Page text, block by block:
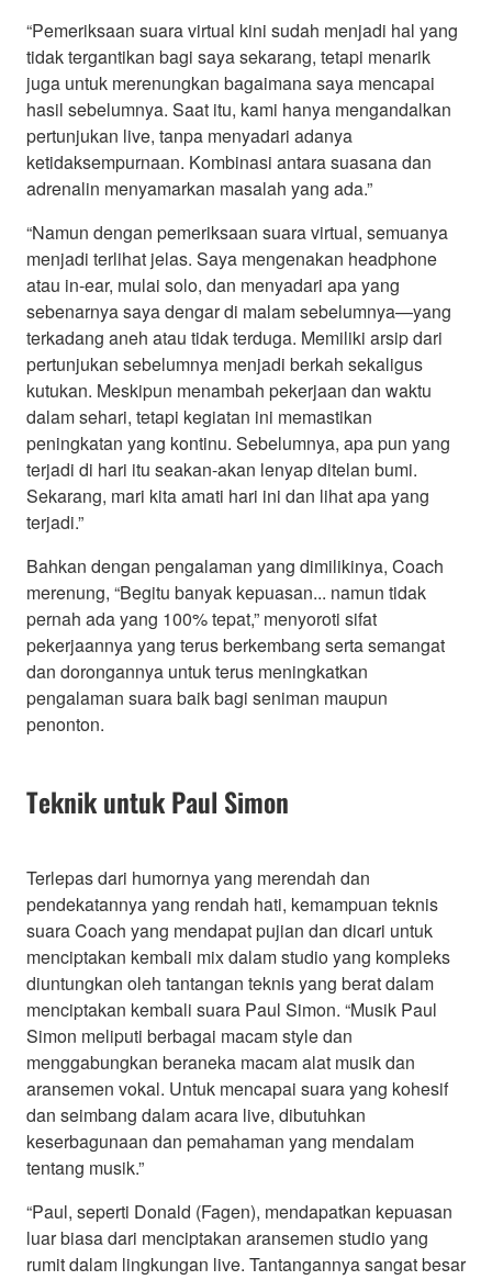
“Pemeriksaan suara virtual kini sudah menjadi hal yang
tidak tergantikan bagi saya sekarang, tetapi menarik
juga untuk merenungkan bagaimana saya mencapai
hasil sebelumnya. Saat itu, kami hanya mengandalkan
pertunjukan live, tanpa menyadari adanya
ketidaksempurnaan. Kombinasi antara suasana dan
adrenalin menyamarkan masalah yang ada.”
“Namun dengan pemeriksaan suara virtual, semuanya
menjadi terlihat jelas. Saya mengenakan headphone
atau in-ear, mulai solo, dan menyadari apa yang
sebenarnya saya dengar di malam sebelumnya—yang
terkadang aneh atau tidak terduga. Memiliki arsip dari
pertunjukan sebelumnya menjadi berkah sekaligus
kutukan. Meskipun menambah pekerjaan dan waktu
dalam sehari, tetapi kegiatan ini memastikan
peningkatan yang kontinu. Sebelumnya, apa pun yang
terjadi di hari itu seakan-akan lenyap ditelan bumi.
Sekarang, mari kita amati hari ini dan lihat apa yang
terjadi.”
Bahkan dengan pengalaman yang dimilikinya, Coach
merenung, “Begitu banyak kepuasan... namun tidak
pernah ada yang 100% tepat,” menyoroti sifat
pekerjaannya yang terus berkembang serta semangat
dan dorongannya untuk terus meningkatkan
pengalaman suara baik bagi seniman maupun
penonton.
Teknik untuk Paul Simon
Terlepas dari humornya yang merendah dan
pendekatannya yang rendah hati, kemampuan teknis
suara Coach yang mendapat pujian dan dicari untuk
menciptakan kembali mix dalam studio yang kompleks
diuntungkan oleh tantangan teknis yang berat dalam
menciptakan kembali suara Paul Simon. “Musik Paul
Simon meliputi berbagai macam style dan
menggabungkan beraneka macam alat musik dan
aransemen vokal. Untuk mencapai suara yang kohesif
dan seimbang dalam acara live, dibutuhkan
keserbagunaan dan pemahaman yang mendalam
tentang musik.”
“Paul, seperti Donald (Fagen), mendapatkan kepuasan
luar biasa dari menciptakan aransemen studio yang
rumit dalam lingkungan live. Tantangannya sangat besar